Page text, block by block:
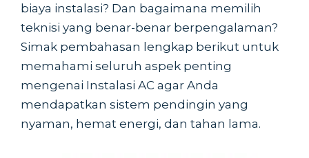
biaya instalasi? Dan bagaimana memilih
teknisi yang benar-benar berpengalaman?
Simak pembahasan lengkap berikut untuk
memahami seluruh aspek penting
mengenai Instalasi AC agar Anda
mendapatkan sistem pendingin yang
nyaman, hemat energi, dan tahan lama.